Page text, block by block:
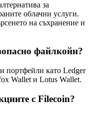
за
облачни услуги.
на съхранение и
файлкойн?
портфейли като Ledger
Wallet и Lotus Wallet.
с Filecoin?